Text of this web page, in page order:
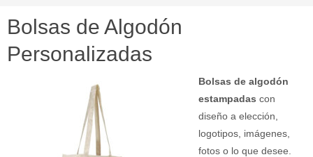
Bolsas de Algodón
Personalizadas
Bolsas de algodón
estampadas con
diseño a elección,
logotipos, imágenes,
fotos o lo que desee.